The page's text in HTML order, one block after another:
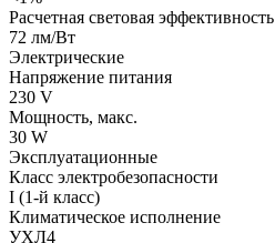
Расчетная световая эффективность
72 лм/Вт
Электрические
Напряжение питания
230 V
Мощность, макс.
30 W
Эксплуатационные
Класс электробезопасности
I (1-й класс)
Климатическое исполнение
УХЛ4